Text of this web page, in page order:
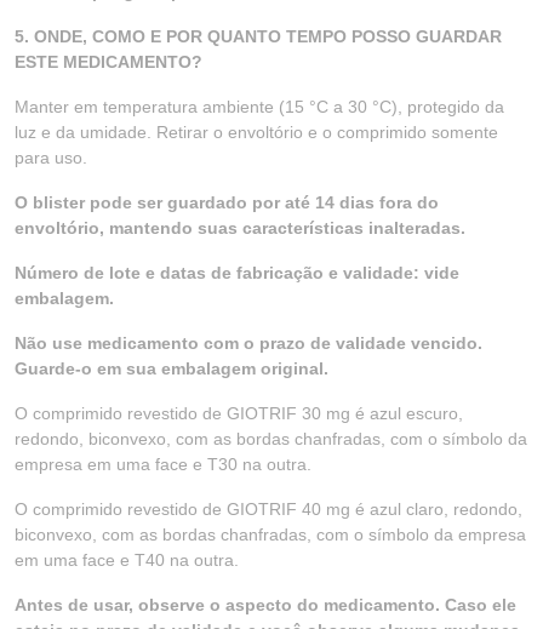
5. ONDE, COMO E POR QUANTO TEMPO POSSO GUARDAR
ESTE MEDICAMENTO?
Manter em temperatura ambiente (15 °C a 30 °C), protegido da
luz e da umidade. Retirar o envoltório e o comprimido somente
para uso.
O blister pode ser guardado por até 14 dias fora do
envoltório, mantendo suas características inalteradas.
Número de lote e datas de fabricação e validade: vide
embalagem.
Não use medicamento com o prazo de validade vencido.
Guarde-o em sua embalagem original.
O comprimido revestido de GIOTRIF 30 mg é azul escuro,
redondo, biconvexo, com as bordas chanfradas, com o símbolo da
empresa em uma face e T30 na outra.
O comprimido revestido de GIOTRIF 40 mg é azul claro, redondo,
biconvexo, com as bordas chanfradas, com o símbolo da empresa
em uma face e T40 na outra.
Antes de usar, observe o aspecto do medicamento. Caso ele